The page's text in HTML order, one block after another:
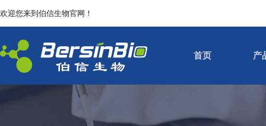
欢迎您来到伯信生物官网！
首页 产